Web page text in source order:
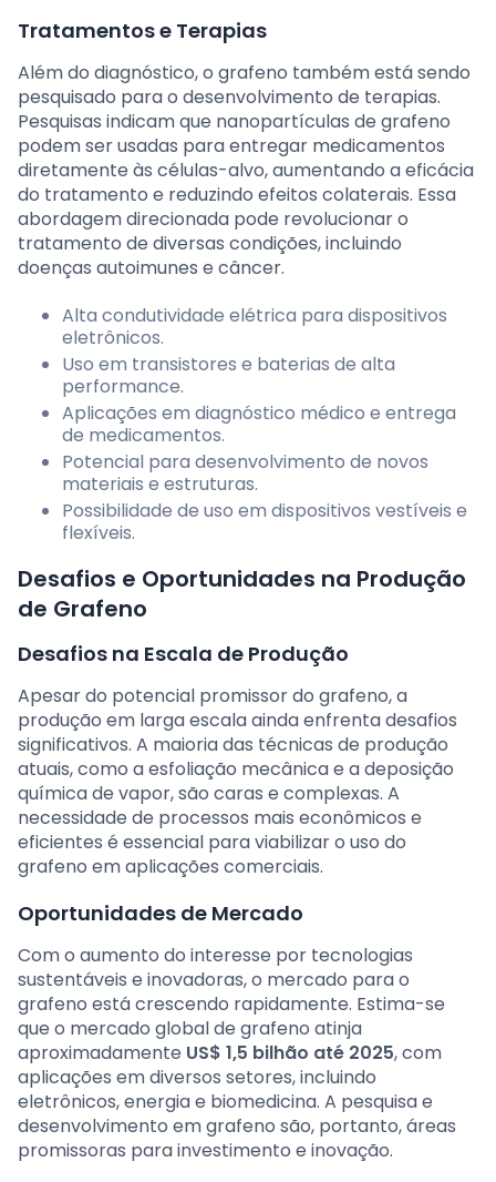
Tratamentos e Terapias
Além do diagnóstico, o grafeno também está sendo
pesquisado para o desenvolvimento de terapias.
Pesquisas indicam que nanopartículas de grafeno
podem ser usadas para entregar medicamentos
diretamente às células-alvo, aumentando a eficácia
do tratamento e reduzindo efeitos colaterais. Essa
abordagem direcionada pode revolucionar o
tratamento de diversas condições, incluindo
doenças autoimunes e câncer.
Alta condutividade elétrica para dispositivos
eletrônicos.
Uso em transistores e baterias de alta
performance.
Aplicações em diagnóstico médico e entrega
de medicamentos.
Potencial para desenvolvimento de novos
materiais e estruturas.
Possibilidade de uso em dispositivos vestíveis e
flexíveis.
Desafios e Oportunidades na Produção
de Grafeno
Desafios na Escala de Produção
Apesar do potencial promissor do grafeno, a
produção em larga escala ainda enfrenta desafios
significativos. A maioria das técnicas de produção
atuais, como a esfoliação mecânica e a deposição
química de vapor, são caras e complexas. A
necessidade de processos mais econômicos e
eficientes é essencial para viabilizar o uso do
grafeno em aplicações comerciais.
Oportunidades de Mercado
Com o aumento do interesse por tecnologias
sustentáveis e inovadoras, o mercado para o
grafeno está crescendo rapidamente. Estima-se
que o mercado global de grafeno atinja
aproximadamente US$ 1,5 bilhão até 2025, com
aplicações em diversos setores, incluindo
eletrônicos, energia e biomedicina. A pesquisa e
desenvolvimento em grafeno são, portanto, áreas
promissoras para investimento e inovação.